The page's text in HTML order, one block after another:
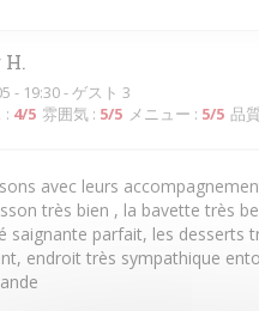
H
- 19:30 - ゲスト 3
: 4/5 雰囲気 : 5/5 メニュー : 5/5 品
avec leurs
très bien , la bavette très
saignante parfait, les desserts
endroit très sympathique